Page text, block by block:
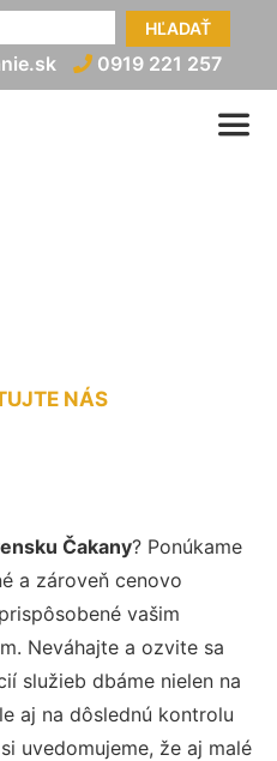
HĽADAŤ
0919 221 257
NÁS
Čakany? Ponúkame
a zároveň cenovo
vašim
Neváhajte a ozvite sa
služieb dbáme nielen na
aj na dôslednú kontrolu
uvedomujeme, že aj malé